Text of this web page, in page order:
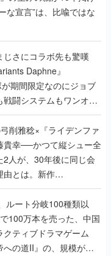
な宣言”は、比喩ではな
じさにコラボ先も驚嘆
Daphne』
期間限定なのにジョブ
戦闘システムもワンオフ
由を両ディレクターに聞
弓削雅稔×『ライデンファ
貴幸──かつて縦シュー全
2人が、30年後に同じ会
由とは。新作
』で初タッグを組
に訊く開発秘話
ルート分岐100種類以
100万本を売った、中国
ティブドラマゲーム
への道II』の、規模が違